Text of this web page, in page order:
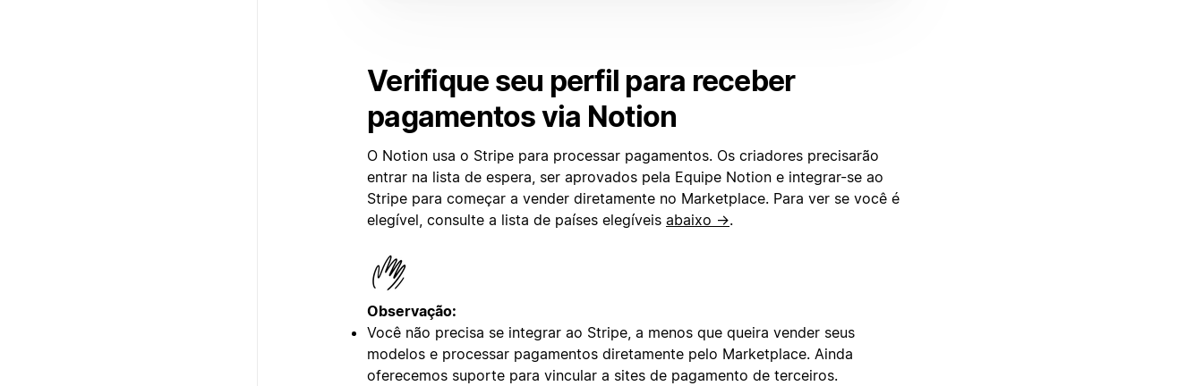
Verifique seu perfil para receber
pagamentos via Notion
O Notion usa o Stripe para processar pagamentos. Os criadores precisarão
entrar na lista de espera, ser aprovados pela Equipe Notion e integrar-se ao
Stripe para começar a vender diretamente no Marketplace. Para ver se você é
elegível, consulte a lista de países elegíveis abaixo →.
Observação:
Você não precisa se integrar ao Stripe, a menos que queira vender seus
modelos e processar pagamentos diretamente pelo Marketplace. Ainda
oferecemos suporte para vincular a sites de pagamento de terceiros.